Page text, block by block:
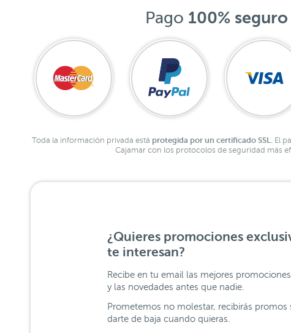
Pago 100% seguro
Toda la información privada está protegida por un certificado SSL.
El
Cajamar con los protocolos de seguridad más
¿Quieres promociones
te interesan?
Recibe en tu email las mejores
y las novedades antes que nadie.
Prometemos no molestar, recibirás
darte de baja cuando quieras.